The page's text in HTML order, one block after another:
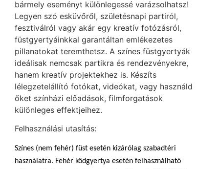
bármely eseményt különlegessé varázsolhatsz!
Legyen szó esküvőről, születésnapi partiról,
fesztiválról vagy akár egy kreatív fotózásról,
füstgyertyáinkkal garantáltan emlékezetes
pillanatokat teremthetsz. A színes füstgyertyák
ideálisak nemcsak partikra és rendezvényekre,
hanem kreatív projektekhez is. Készíts
lélegzetelállító fotókat, videókat, vagy használd
őket színházi előadások, filmforgatások
különleges effektjeihez.
Felhasználási utasítás:
Színes (nem fehér) füst esetén kizárólag szabadtéri
használatra. Fehér ködgyertya esetén felhasználható